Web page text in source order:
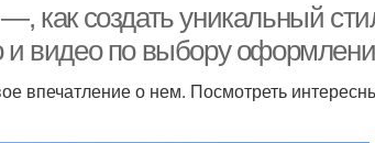
как создать уникальный
и видео по выбору
впечатление о нем. Посмотреть